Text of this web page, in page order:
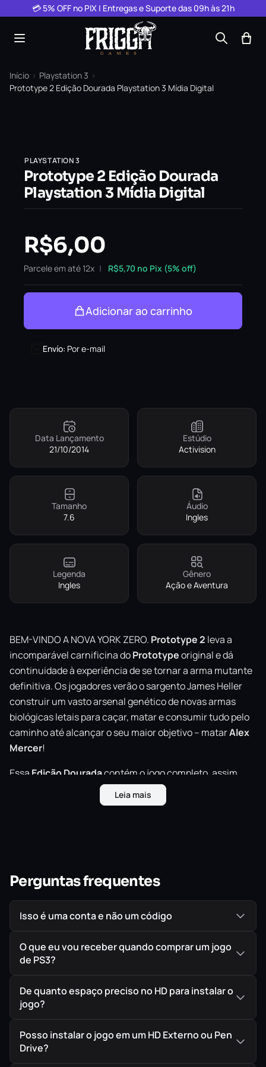
Pular para o conteúdo
💳 5% OFF no PIX | Entregas e Suporte das 09h às 21h
Início › Playstation 3 ›
Prototype 2 Edição Dourada Playstation 3 Mídia Digital
PLAYSTATION 3
Prototype 2 Edição Dourada
Playstation 3 Mídia Digital
R$6,00
Parcele em até 12x R$5,70 no Pix (5% off)
Adicionar ao carrinho
Envío: Por e-mail
Data Lançamento
21/10/2014
Estúdio
Activision
Tamanho
7.6
Áudio
Ingles
Legenda
Ingles
Gênero
Ação e Aventura
BEM-VINDO A NOVA YORK ZERO. Prototype 2 leva a
incomparável carnificina doPrototypeoriginal e dá
continuidade à experiência de se tornar a arma mutante
definitiva. Os jogadores verão o sargento James Heller
construir um vasto arsenal genético de novas armas
biológicas letais para caçar, matar e consumir tudo pelo
caminho até alcançar o seu maior objetivo – matarAlex
Mercer!
Essa Edição Douradacontém o jogo completo, assim
DLCa seguir:
Leia mais
Perguntas frequentes
Isso é uma conta e não um código
O que eu vou receber quando comprar um jogo
de PS3?
De quanto espaço preciso no HD para instalar o
jogo?
Posso instalar o jogo em um HD Externo ou Pen
Drive?